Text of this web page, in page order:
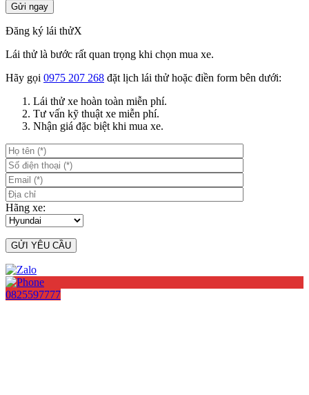
Đăng ký lái thửX
Lái thử là bước rất quan trọng khi chọn mua xe.
Hãy gọi 0975 207 268 đặt lịch lái thử hoặc điền form bên dưới:
Lái thử xe hoàn toàn miễn phí.
Tư vấn kỹ thuật xe miễn phí.
Nhận giá đặc biệt khi mua xe.
Hãng xe:
0825597777